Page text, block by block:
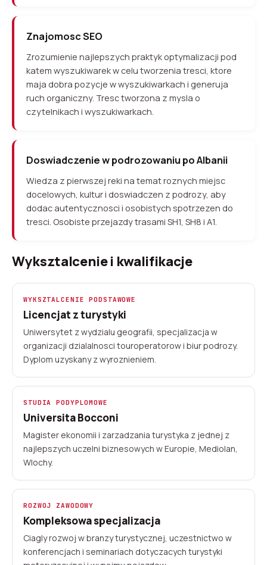
Znajomosc SEO
Zrozumienie najlepszych praktyk optymalizacji pod
katem wyszukiwarek w celu tworzenia tresci, ktore
maja dobra pozycje w wyszukiwarkach i generuja
ruch organiczny. Tresc tworzona z mysla o
czytelnikach i wyszukiwarkach.
Doswiadczenie w podrozowaniu po Albanii
Wiedza z pierwszej reki na temat roznych miejsc
docelowych, kultur i doswiadczen z podrozy, aby
dodac autentycznosci i osobistych spotrzezen do
tresci. Osobiste przejazdy trasami SH1, SH8 i A1.
Wyksztalcenie i kwalifikacje
WYKSZTALCENIE PODSTAWOWE
Licencjat z turystyki
Uniwersytet z wydzialu geografii, specjalizacja w
organizacji dzialalnosci touroperatorow i biur podrozy.
Dyplom uzyskany z wyroznieniem.
STUDIA PODYPLOMOWE
Universita Bocconi
Magister ekonomii i zarzadzania turystyka z jednej z
najlepszych uczelni biznesowych w Europie, Mediolan,
Wlochy.
ROZWOJ ZAWODOWY
Kompleksowa specjalizacja
Ciagly rozwoj w branzy turystycznej, uczestnictwo w
konferencjach i seminariach dotyczacych turystyki